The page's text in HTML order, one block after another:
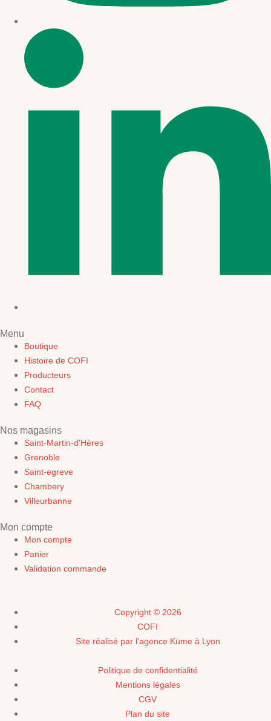
Menu
Boutique
Histoire de COFI
Producteurs
Contact
FAQ
Nos magasins
Saint-Martin-d'Hères
Grenoble
Saint-egreve
Chambery
Villeurbanne
Mon compte
Mon compte
Panier
Validation commande
Copyright © 2026
COFI
Site réalisé par l'agence Küme à Lyon
Politique de confidentialité
Mentions légales
CGV
Plan du site